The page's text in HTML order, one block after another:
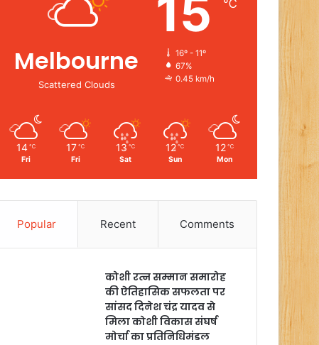
Melbourne
Scattered Clouds
15 ℃
16º - 11º
67%
0.45 km/h
14 ℃
Fri
17 ℃
Fri
13 ℃
Sat
12 ℃
Sun
12 ℃
Mon
Popular Recent Comments
कोशी रत्न सम्मान समारोह
की ऐतिहासिक सफलता पर
सांसद दिनेश चंद्र यादव से
मिला कोशी विकास संघर्ष
मोर्चा का प्रतिनिधिमंडल